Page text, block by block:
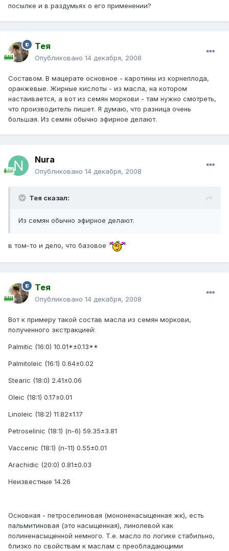
посылке и в раздумьях о его применении?
Тея
Опубликовано 14 декабря, 2008
Составом. В мацерате основное - каротины из корнеплода,
оранжевые. Жирные кислоты - из масла, на котором
настаивается, а вот из семян моркови - там нужно смотреть,
что производитель пишет. Я думаю, что разница очень
большая. Из семян обычно эфирное делают.
Nura
Опубликовано 14 декабря, 2008
Тея сказал:
Из семян обычно эфирное делают.
в том-то и дело, что базовое
Тея
Опубликовано 14 декабря, 2008
Вот к примеру такой состав масла из семян моркови,
полученного экстракцией:
Palmitic (16:0) 10.01*±0.13**
Palmitoleic (16:1) 0.64±0.02
Stearic (18:0) 2.41±0.06
Oleic (18:1) 0.17±0.01
Linoleic (18:2) 11.82±1.17
Petroselinic (18:1) (n-6) 59.35±3.81
Vaccenic (18:1) (n-11) 0.55±0.01
Arachidic (20:0) 0.81±0.03
Неизвестные 14.26
Основная - петроселиновая (мононенасыщенная жк), есть
пальмитиновая (это насыщенная), линолевой как
полиненасыщенной немного. Т.е. масло по логике стабильно,
близко по свойствам к маслам с преобладающими